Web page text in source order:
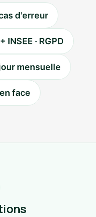
d'erreur
· RGPD
mensuelle
face